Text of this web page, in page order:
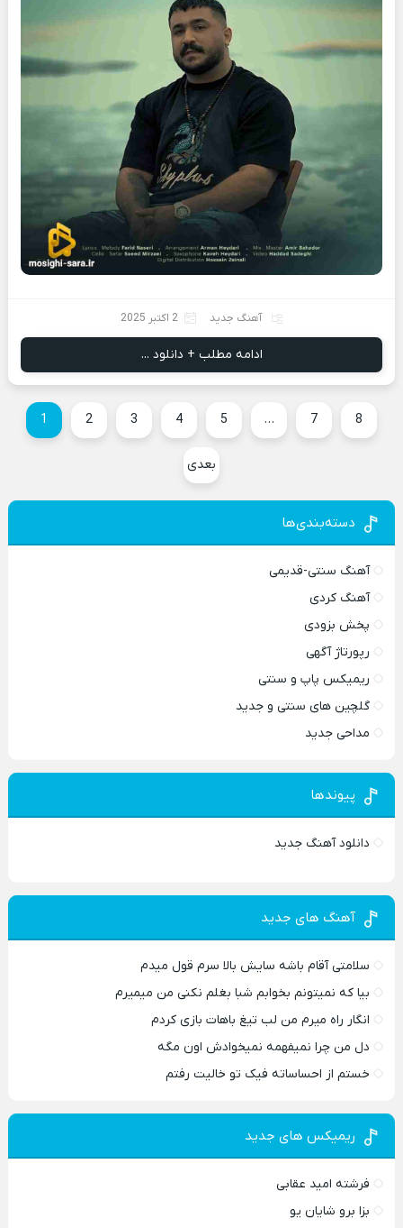
آهنگ جدید 2 اکتبر 2025
ادامه مطلب + دانلود ...
1 2 3 4 5 … 7 8
بعدی
دسته‌بندی‌ها
آهنگ سنتی-قدیمی
آهنگ کردی
پخش بزودی
رپورتاژ آگهی
ریمیکس پاپ و سنتی
گلچین های سنتی و جدید
مداحی جدید
پیوندها
دانلود آهنگ جدید
آهنگ های جدید
سلامتی آقام باشه سایش بالا سرم قول میدم
بیا که نمیتونم بخوابم شبا بغلم نکنی من میمیرم
انگار راه میرم من لب تیغ باهات بازی کردم
دل من چرا نمیفهمه نمیخوادش اون مگه
خستم از احساساته فیک تو خالیت رفتم
ریمیکس های جدید
فرشته امید عقابی
بزا برو شایان یو